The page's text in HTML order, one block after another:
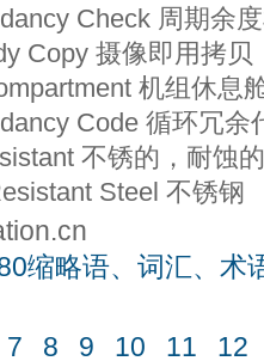
Check 周期余
Copy 摄像即用拷贝
机组休息
Code 循环冗余
不锈的，耐蚀
Steel 不锈钢
缩略语、词汇、术
7 8 9 10 11
12